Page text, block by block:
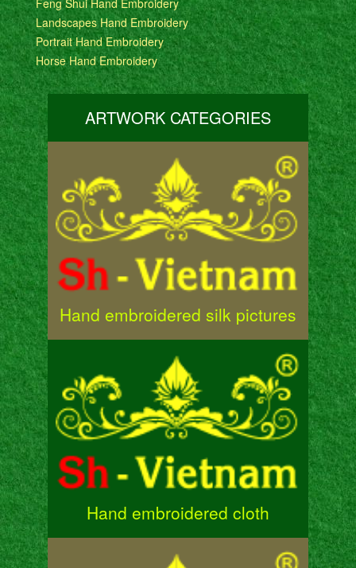
Feng Shui Hand Embroidery
Landscapes Hand Embroidery
Portrait Hand Embroidery
Horse Hand Embroidery
ARTWORK CATEGORIES
Hand embroidered silk pictures
Hand embroidered cloth